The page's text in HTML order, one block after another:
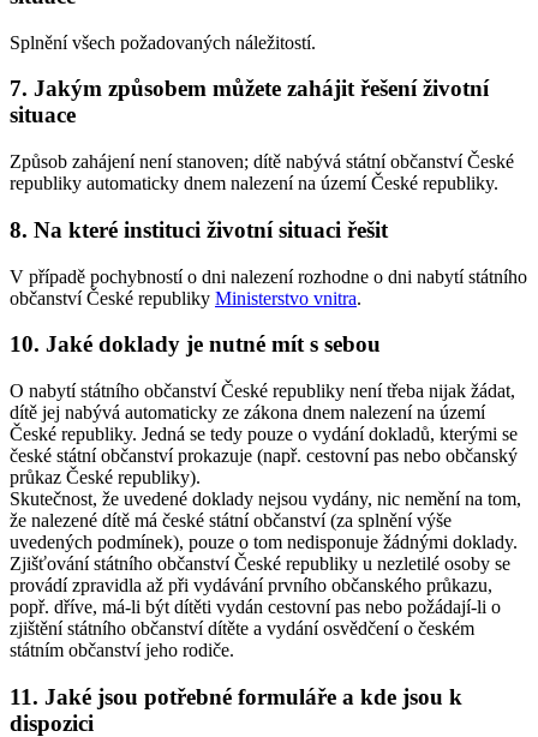
Splnění všech požadovaných náležitostí.
7. Jakým způsobem můžete zahájit řešení životní
situace
Způsob zahájení není stanoven; dítě nabývá státní občanství České
republiky automaticky dnem nalezení na území České republiky.
8. Na které instituci životní situaci řešit
V případě pochybností o dni nalezení rozhodne o dni nabytí státního
občanství České republiky Ministerstvo vnitra.
10. Jaké doklady je nutné mít s sebou
O nabytí státního občanství České republiky není třeba nijak žádat,
dítě jej nabývá automaticky ze zákona dnem nalezení na území
České republiky. Jedná se tedy pouze o vydání dokladů, kterými se
české státní občanství prokazuje (např. cestovní pas nebo občanský
průkaz České republiky).
Skutečnost, že uvedené doklady nejsou vydány, nic nemění na tom,
že nalezené dítě má české státní občanství (za splnění výše
uvedených podmínek), pouze o tom nedisponuje žádnými doklady.
Zjišťování státního občanství České republiky u nezletilé osoby se
provádí zpravidla až při vydávání prvního občanského průkazu,
popř. dříve, má-li být dítěti vydán cestovní pas nebo požádají-li o
zjištění státního občanství dítěte a vydání osvědčení o českém
státním občanství jeho rodiče.
11. Jaké jsou potřebné formuláře a kde jsou k
dispozici